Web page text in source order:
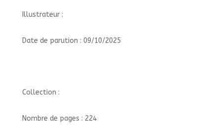
Illustrateur :
Date de parution : 09/10/2025
Collection :
Nombre de pages : 224